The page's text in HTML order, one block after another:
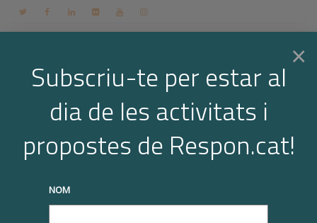
Contacte Espai membres Login CA
Arxiu per a l'etiqueta: sector
tecnológico @ca
×
Subscriu-te per estar al
dia de les activitats i
propostes de Respon.cat!
NOM